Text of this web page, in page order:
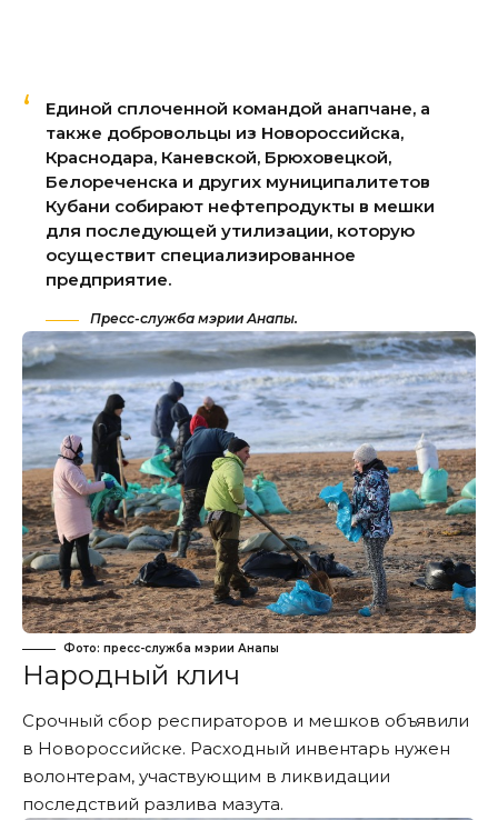
Единой сплоченной командой анапчане, а
также добровольцы из Новороссийска,
Краснодара, Каневской, Брюховецкой,
Белореченска и других муниципалитетов
Кубани собирают нефтепродукты в мешки
для последующей утилизации, которую
осуществит специализированное
предприятие.
Пресс-служба мэрии Анапы.
Фото: пресс-служба мэрии Анапы
Народный клич
Срочный сбор респираторов и мешков объявили
в Новороссийске. Расходный инвентарь нужен
волонтерам, участвующим в ликвидации
последствий разлива мазута.